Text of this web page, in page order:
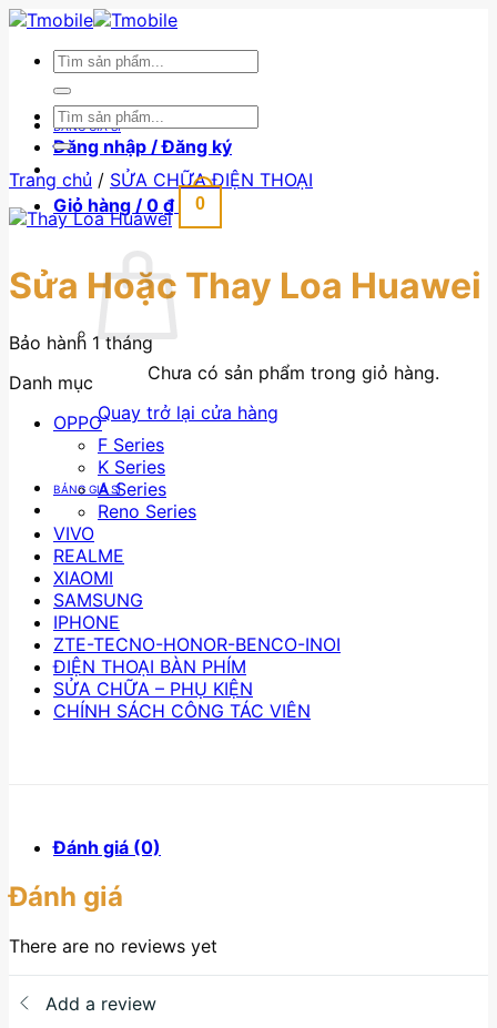
Skip
contentTìm
BẢNG GIÁ SỈ
Đăng nhập / Đăng ký
Giỏ hàng / 0 ₫ 0
Chưa có sản phẩm trong giỏ hàng.
Quay trở lại cửa hàng
BẢNG GIÁ SỈ
Tìm
kiếm:
Trang chủ / SỬA CHỮA ĐIỆN THOẠI
Sửa Hoặc Thay Loa Huawei
Bảo hành 1 tháng
Danh mục
OPPO
F Series
K Series
A Series
Reno Series
VIVO
REALME
XIAOMI
SAMSUNG
IPHONE
ZTE-TECNO-HONOR-BENCO-INOI
ĐIỆN THOẠI BÀN PHÍM
SỬA CHỮA – PHỤ KIỆN
CHÍNH SÁCH CÔNG TÁC VIÊN
Đánh giá (0)
Đánh giá
There are no reviews yet
Add a review